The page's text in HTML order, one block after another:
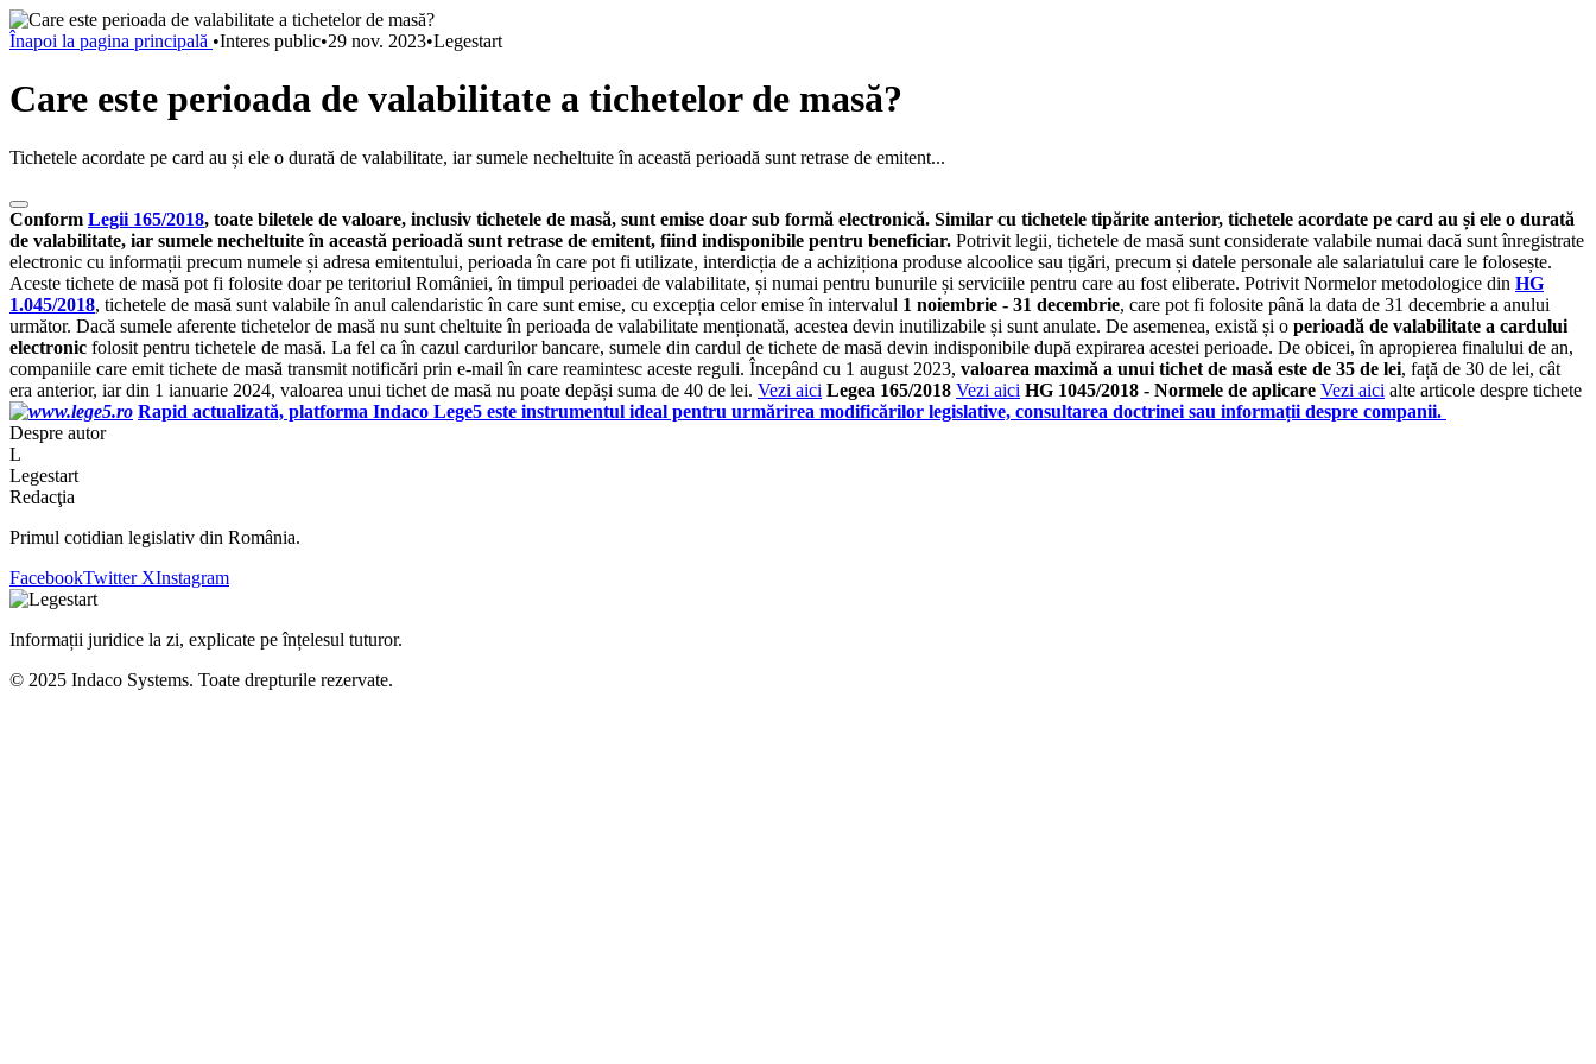
Înapoi la pagina principală •Interes public•29 nov. 2023•Legestart
Care este perioada de valabilitate a tichetelor de masă?
Tichetele acordate pe card au și ele o durată de valabilitate, iar sumele necheltuite în această perioadă sunt retrase de emitent...
Conform Legii 165/2018, toate biletele de valoare, inclusiv tichetele de masă, sunt emise doar sub formă electronică. Similar cu tichetele tipărite anterior, tichetele acordate pe card au și ele o durată
de valabilitate, iar sumele necheltuite în această perioadă sunt retrase de emitent, fiind indisponibile pentru beneficiar. Potrivit legii, tichetele de masă sunt considerate valabile numai dacă sunt înregistrate
electronic cu informații precum numele și adresa emitentului, perioada în care pot fi utilizate, interdicția de a achiziționa produse alcoolice sau țigări, precum și datele personale ale salariatului care le folosește.
Aceste tichete de masă pot fi folosite doar pe teritoriul României, în timpul perioadei de valabilitate, și numai pentru bunurile și serviciile pentru care au fost eliberate. Potrivit Normelor metodologice din HG
1.045/2018, tichetele de masă sunt valabile în anul calendaristic în care sunt emise, cu excepția celor emise în intervalul 1 noiembrie - 31 decembrie, care pot fi folosite până la data de 31 decembrie a anului
următor. Dacă sumele aferente tichetelor de masă nu sunt cheltuite în perioada de valabilitate menționată, acestea devin inutilizabile și sunt anulate. De asemenea, există și o perioadă de valabilitate a cardului
electronic folosit pentru tichetele de masă. La fel ca în cazul cardurilor bancare, sumele din cardul de tichete de masă devin indisponibile după expirarea acestei perioade. De obicei, în apropierea finalului de an,
companiile care emit tichete de masă transmit notificări prin e-mail în care reamintesc aceste reguli. Începând cu 1 august 2023, valoarea maximă a unui tichet de masă este de 35 de lei, față de 30 de lei, cât
era anterior, iar din 1 ianuarie 2024, valoarea unui tichet de masă nu poate depăși suma de 40 de lei. Vezi aici Legea 165/2018 Vezi aici HG 1045/2018 - Normele de aplicare Vezi aici alte articole despre tichete
Rapid actualizată, platforma Indaco Lege5 este instrumentul ideal pentru urmărirea modificărilor legislative, consultarea doctrinei sau informații despre companii.
Despre autor
L
Legestart
Redacţia
Primul cotidian legislativ din România.
FacebookTwitter XInstagram
Informații juridice la zi, explicate pe înțelesul tuturor.
© 2025 Indaco Systems. Toate drepturile rezervate.